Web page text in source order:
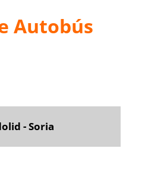
Autobús
- Soria